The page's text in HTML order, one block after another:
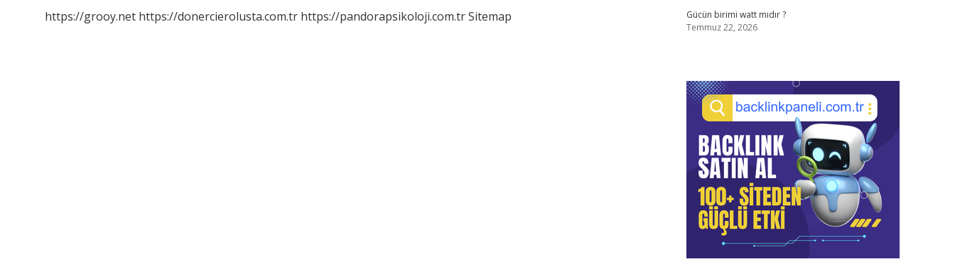
https://grooy.net https://donercierolusta.com.tr https://pandorapsikoloji.com.trSitemap
Gücün birimi watt mıdır ?
Temmuz 22, 2026